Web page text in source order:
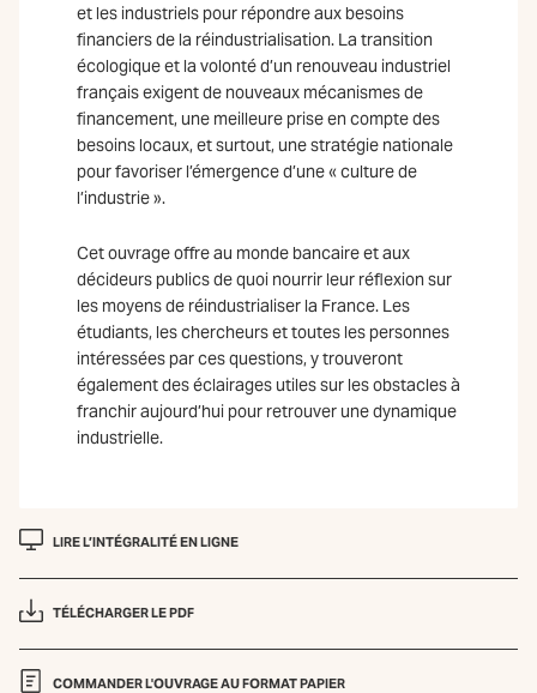
et les industriels pour répondre aux besoins
financiers de la réindustrialisation. La transition
écologique et la volonté d’un renouveau industriel
français exigent de nouveaux mécanismes de
financement, une meilleure prise en compte des
besoins locaux, et surtout, une stratégie nationale
pour favoriser l’émergence d’une « culture de
l’industrie ».
Cet ouvrage offre au monde bancaire et aux
décideurs publics de quoi nourrir leur réflexion sur
les moyens de réindustrialiser la France. Les
étudiants, les chercheurs et toutes les personnes
intéressées par ces questions, y trouveront
également des éclairages utiles sur les obstacles à
franchir aujourd’hui pour retrouver une dynamique
industrielle.
LIRE L’INTÉGRALITÉ EN LIGNE
TÉLÉCHARGER LE PDF
COMMANDER L'OUVRAGE AU FORMAT PAPIER